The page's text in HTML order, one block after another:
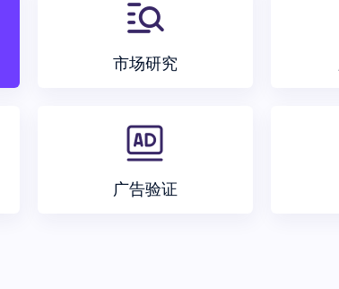
市场研究
广告验证